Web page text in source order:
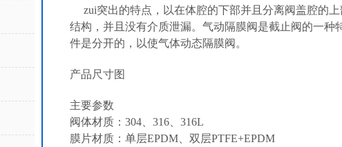
zui突出的特点，以在体腔的下部并且分离阀盖腔的
结构，并且没有介质泄漏。气动隔膜阀是截止阀的一
件是分开的，以使气体动态隔膜阀。
产品尺寸图
主要参数
阀体材质：304、316、316L
膜片材质：单层EPDM、双层PTFE+EPDM